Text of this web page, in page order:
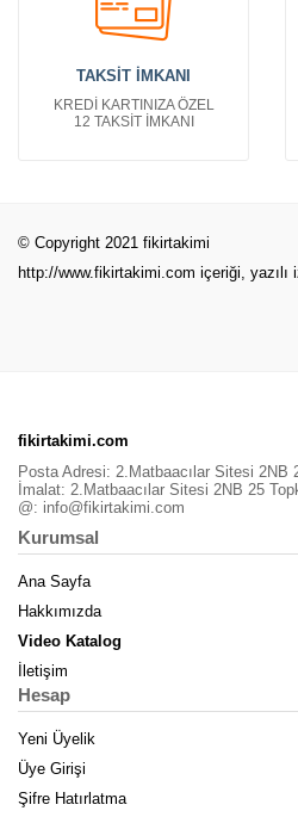
TAKSİT İMKANI
KREDİ KARTINIZA ÖZEL
12 TAKSİT İMKANI
© Copyright 2021 fikirtakimi
http://www.fikirtakimi.com içeriği, yazılı
fikirtakimi.com
Posta Adresi: 2.Matbaacılar Sitesi 2NB
İmalat: 2.Matbaacılar Sitesi 2NB 25
@: info@fikirtakimi.com
Kurumsal
Ana Sayfa
Hakkımızda
Video Katalog
İletişim
Hesap
Yeni Üyelik
Üye Girişi
Şifre Hatırlatma